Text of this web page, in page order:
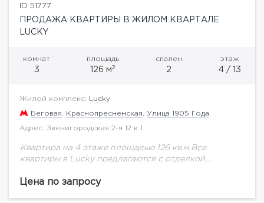
ID 51777
ПРОДАЖА КВАРТИРЫ В ЖИЛОМ КВАРТАЛЕ
LUCKY
комнат
3
площадь
126 м2
спален
2
этаж
4 / 13
Жилой комплекс: Lucky
Беговая Краснопресненская Улица 1905 Года
Адрес: Звенигородская 2-я 12 к 1
Квартира на 4 этаже площадью 126 кв.м.Все
квартиры в Lucky предлагаются с отделкой,
итальянского бренда Dada. Интерьеры квартир
Цена по запросу